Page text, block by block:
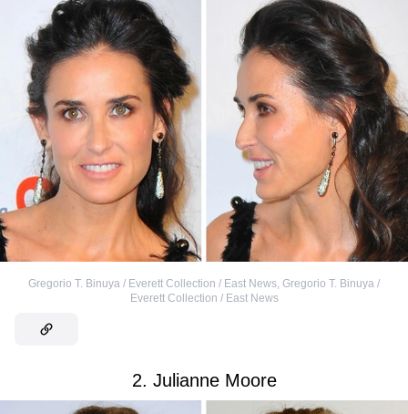
Gregorio T. Binuya / Everett Collection / East News, Gregorio T. Binuya /
Everett Collection / East News
2. Julianne Moore